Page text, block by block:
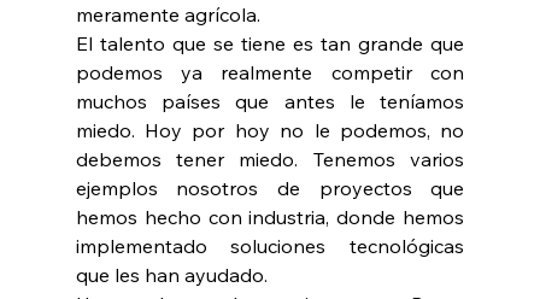
meramente agrícola.
El talento que se tiene es tan grande que
podemos ya realmente competir con
muchos países que antes le teníamos
miedo. Hoy por hoy no le podemos, no
debemos tener miedo. Tenemos varios
ejemplos nosotros de proyectos que
hemos hecho con industria, donde hemos
implementado soluciones tecnológicas
que les han ayudado.